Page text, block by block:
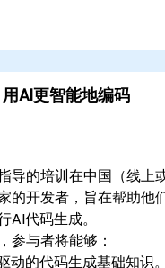
的洞察力提升代码
AI更智能地编码
导的培训在中国（线上
的开发者，旨在帮助他
代码生成。
参与者将能够：
动的代码生成基础知识。